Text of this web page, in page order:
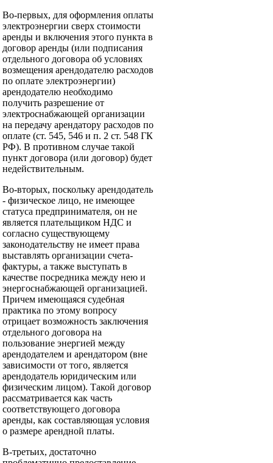
Во-первых, для оформления оплаты
электроэнергии сверх стоимости
аренды и включения этого пункта в
договор аренды (или подписания
отдельного договора об условиях
возмещения арендодателю расходов
по оплате электроэнергии)
арендодателю необходимо
получить разрешение от
электроснабжающей организации
на передачу арендатору расходов по
оплате (ст. 545, 546 и п. 2 ст. 548 ГК
РФ). В противном случае такой
пункт договора (или договор) будет
недействительным.
Во-вторых, поскольку арендодатель
- физическое лицо, не имеющее
статуса предпринимателя, он не
является плательщиком НДС и
согласно существующему
законодательству не имеет права
выставлять организации счета-
фактуры, а также выступать в
качестве посредника между нею и
энергоснабжающей организацией.
Причем имеющаяся судебная
практика по этому вопросу
отрицает возможность заключения
отдельного договора на
пользование энергией между
арендодателем и арендатором (вне
зависимости от того, является
арендодатель юридическим или
физическим лицом). Такой договор
рассматривается как часть
соответствующего договора
аренды, как составляющая условия
о размере арендной платы.
В-третьих, достаточно